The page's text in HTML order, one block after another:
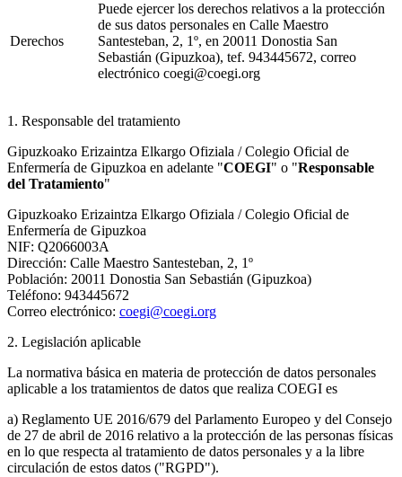
Derechos
Puede ejercer los derechos relativos a la protección
de sus datos personales en Calle Maestro
Santesteban, 2, 1º, en 20011 Donostia San
Sebastián (Gipuzkoa), tef. 943445672, correo
electrónico coegi@coegi.org
1. Responsable del tratamiento
Gipuzkoako Erizaintza Elkargo Ofiziala / Colegio Oficial de
Enfermería de Gipuzkoa en adelante "COEGI" o "Responsable
del Tratamiento"
Gipuzkoako Erizaintza Elkargo Ofiziala / Colegio Oficial de
Enfermería de Gipuzkoa
NIF: Q2066003A
Dirección: Calle Maestro Santesteban, 2, 1º
Población: 20011 Donostia San Sebastián (Gipuzkoa)
Teléfono: 943445672
Correo electrónico: coegi@coegi.org
2. Legislación aplicable
La normativa básica en materia de protección de datos personales
aplicable a los tratamientos de datos que realiza COEGI es
a) Reglamento UE 2016/679 del Parlamento Europeo y del Consejo
de 27 de abril de 2016 relativo a la protección de las personas físicas
en lo que respecta al tratamiento de datos personales y a la libre
circulación de estos datos ("RGPD").